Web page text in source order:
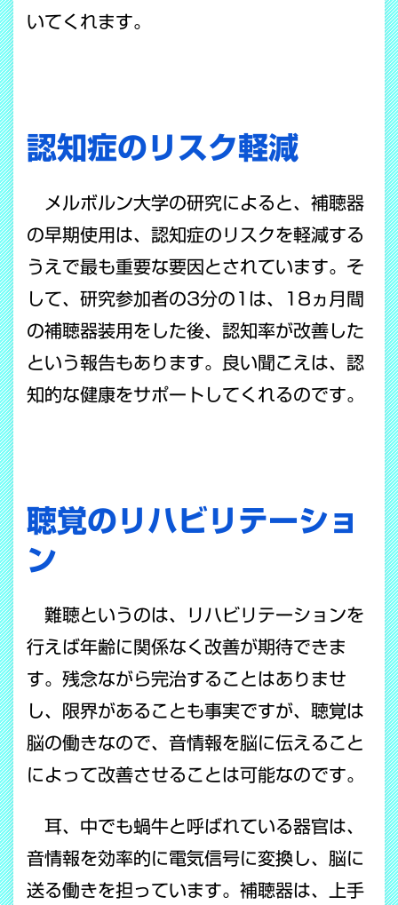
いてくれます。
認知症のリスク軽減
メルボルン大学の研究によると、補聴器
の早期使用は、認知症のリスクを軽減する
うえで最も重要な要因とされています。そ
して、研究参加者の3分の1は、18ヵ月間
の補聴器装用をした後、認知率が改善した
という報告もあります。良い聞こえは、認
知的な健康をサポートしてくれるのです。
聴覚のリハビリテーショ
ン
難聴というのは、リハビリテーションを
行えば年齢に関係なく改善が期待できま
す。残念ながら完治することはありませ
し、限界があることも事実ですが、聴覚は
脳の働きなので、音情報を脳に伝えること
によって改善させることは可能なのです。
耳、中でも蝸牛と呼ばれている器官は、
音情報を効率的に電気信号に変換し、脳に
送る働きを担っています。補聴器は、上手